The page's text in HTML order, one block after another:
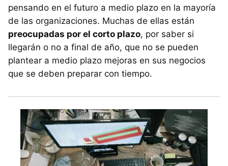
pensando en el futuro a medio plazo en la mayoría
de las organizaciones. Muchas de ellas están
preocupadas por el corto plazo, por saber si
llegarán o no a final de año, que no se pueden
plantear a medio plazo mejoras en sus negocios
que se deben preparar con tiempo.